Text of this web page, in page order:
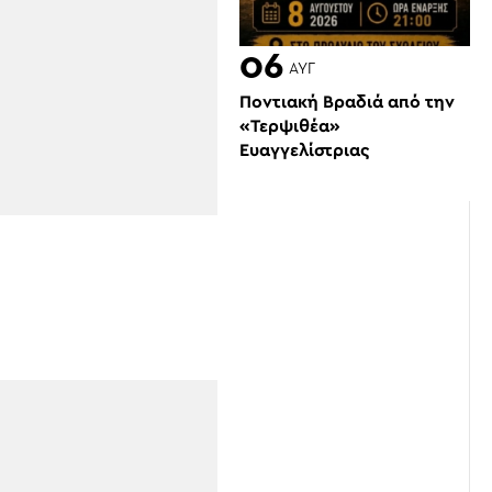
06 ΑΥΓ
Ποντιακή Βραδιά από την
«Τερψιθέα»
Ευαγγελίστριας